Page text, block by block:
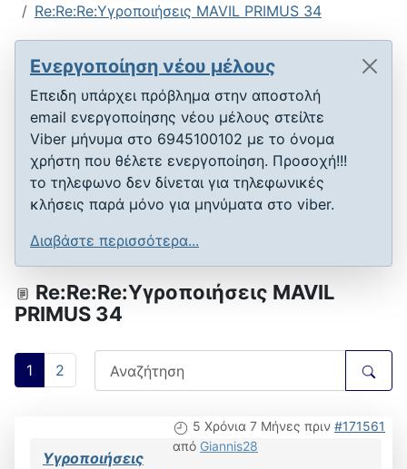
Re:Re:Re:Υγροποιήσεις MAVIL PRIMUS 34
Ενεργοποίηση νέου μέλους
Επειδη υπάρχει πρόβλημα στην αποστολή
email ενεργοποίησης νέου μέλους στείλτε
Viber μήνυμα στο 6945100102 με το όνομα
χρήστη που θέλετε ενεργοποίηση. Προσοχή!!!
το τηλεφωνο δεν δίνεται για τηλεφωνικές
κλήσεις παρά μόνο για μηνύματα στο viber.
Διαβάστε περισσότερα...
Re:Re:Re:Υγροποιήσεις MAVIL
PRIMUS 34
1 2
5 Χρόνια 7 Μήνες πριν #171561
από Giannis28
Υγροποιήσεις